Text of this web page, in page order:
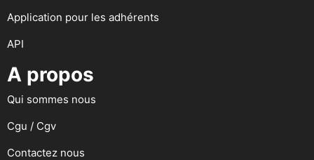
Application pour les adhérents
API
A propos
Qui sommes nous
Cgu / Cgv
Contactez nous